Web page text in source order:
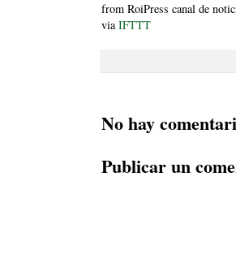
from RoiPress canal de
viaIFTTT
No hay
Publicar un